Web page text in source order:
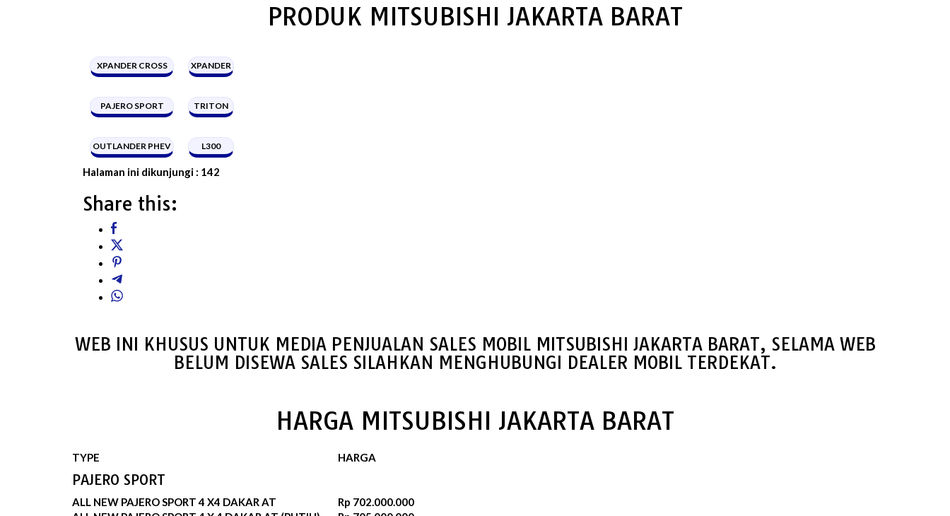
PRODUK MITSUBISHI JAKARTA BARAT
XPANDER CROSS XPANDER
PAJERO SPORT TRITON
OUTLANDER PHEV L300
Halaman ini dikunjungi : 142
Share this:
WEB INI KHUSUS UNTUK MEDIA PENJUALAN SALES MOBIL MITSUBISHI JAKARTA BARAT, SELAMA WEB
BELUM DISEWA SALES SILAHKAN MENGHUBUNGI DEALER MOBIL TERDEKAT.
HARGA MITSUBISHI JAKARTA BARAT
TYPE HARGA
PAJERO SPORT
ALL NEW PAJERO SPORT 4 X4 DAKAR AT
Rp 702.000.000